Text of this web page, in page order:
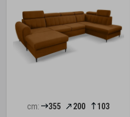
cm: 355 200
103